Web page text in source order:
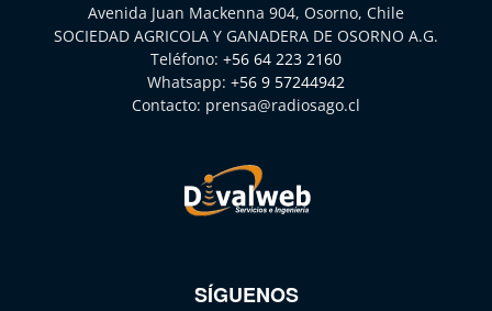
Avenida Juan Mackenna 904, Osorno, Chile
SOCIEDAD AGRICOLA Y GANADERA DE OSORNO A.G.
Teléfono: +56 64 223 2160
Whatsapp: +56 9 57244942
Contacto: prensa@radiosago.cl
SÍGUENOS